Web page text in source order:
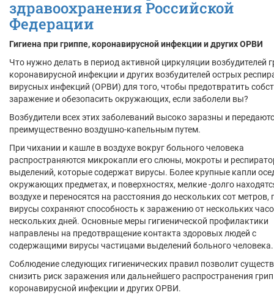
здравоохранения Российской
Федерации
Гигиена при гриппе, коронавирусной инфекции и других ОРВИ
Что нужно делать в период активной циркуляции возбудителей
коронавирусной инфекции и других возбудителей острых
вирусных инфекций (ОРВИ) для того, чтобы предотвратить
заражение и обезопасить окружающих, если заболели вы?
Возбудители всех этих заболеваний высоко заразны и
преимущественно воздушно-капельным путем.
При чихании и кашле в воздухе вокруг больного человека
распространяются микрокапли его слюны, мокроты и
выделений, которые содержат вирусы. Более крупные капли
окружающих предметах, и поверхностях, мелкие -долго
воздухе и переносятся на расстояния до нескольких сот метров,
вирусы сохраняют способность к заражению от нескольких
нескольких дней. Основные меры гигиенической профилактики
направлены на предотвращение контакта здоровых людей с
содержащими вирусы частицами выделений больного человека.
Соблюдение следующих гигиенических правил позволит
снизить риск заражения или дальнейшего распространения
коронавирусной инфекции и других ОРВИ.